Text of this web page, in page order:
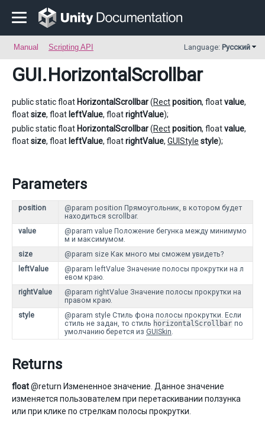
Manual Scripting API Language: Русский
GUI.HorizontalScrollbar
public static float HorizontalScrollbar(Rectposition, floatvalue,
floatsize, float leftValue, floatrightValue);
public static float HorizontalScrollbar(Rectposition, floatvalue,
floatsize, float leftValue, floatrightValue, GUIStyle style);
Parameters
position
@param position Прямоугольник, в котором будет
находиться scrollbar.
value
@param value Положение бегунка между минимумо
м и максимумом.
size
@param size Как много мы сможем увидеть?
leftValue
@param leftValue Значение полосы прокрутки на л
евом краю.
rightValue
@param rightValue Значение полосы прокрутки на
правом краю.
style
@param style Стиль фона полосы прокрутки. Если
стиль не задан, то стиль horizontalScrollbar по
умолчанию берется из GUISkin.
Returns
float@return Измененное значение. Данное значение
изменяется пользователем при перетаскивании ползунка
или при клике по стрелкам полосы прокрутки.